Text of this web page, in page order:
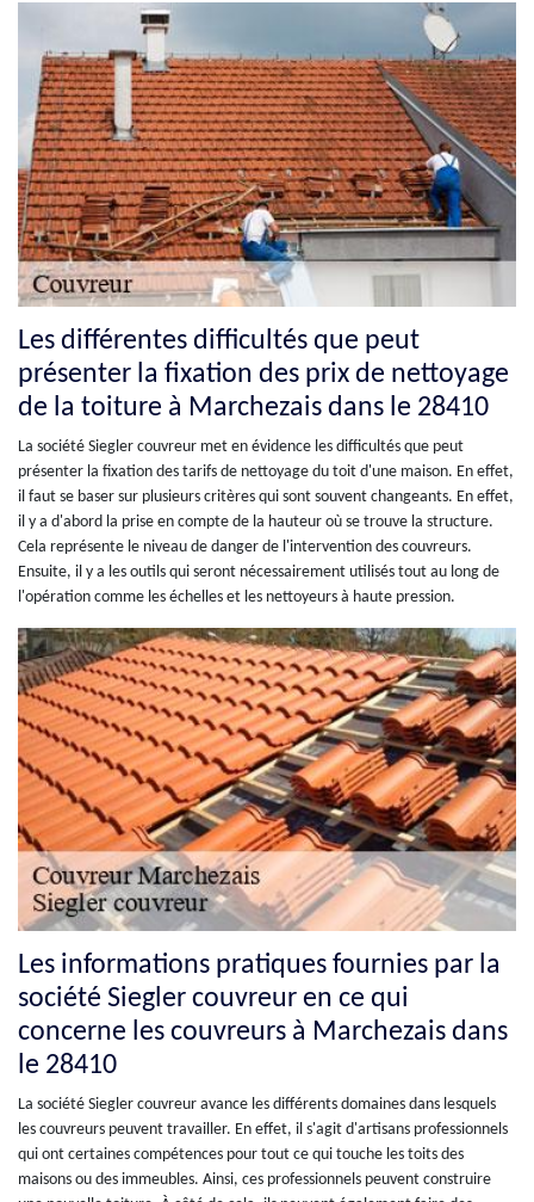
Les différentes difficultés que peut
présenter la fixation des prix de nettoyage
de la toiture à Marchezais dans le 28410
La société Siegler couvreur met en évidence les difficultés que peut
présenter la fixation des tarifs de nettoyage du toit d'une maison. En effet,
il faut se baser sur plusieurs critères qui sont souvent changeants. En effet,
il y a d'abord la prise en compte de la hauteur où se trouve la structure.
Cela représente le niveau de danger de l'intervention des couvreurs.
Ensuite, il y a les outils qui seront nécessairement utilisés tout au long de
l'opération comme les échelles et les nettoyeurs à haute pression.
Les informations pratiques fournies par la
société Siegler couvreur en ce qui
concerne les couvreurs à Marchezais dans
le 28410
La société Siegler couvreur avance les différents domaines dans lesquels
les couvreurs peuvent travailler. En effet, il s'agit d'artisans professionnels
qui ont certaines compétences pour tout ce qui touche les toits des
maisons ou des immeubles. Ainsi, ces professionnels peuvent construire